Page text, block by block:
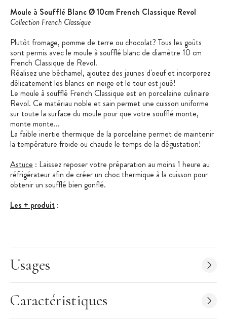
Moule à Soufflé Blanc Ø 10cm French Classique Revol
Collection French Classique
Plutôt fromage, pomme de terre ou chocolat? Tous les goûts
sont permis avec le moule à soufflé blanc de diamètre 10 cm
French Classique de Revol.
Réalisez une béchamel, ajoutez des jaunes d'oeuf et incorporez
délicatement les blancs en neige et le tour est joué!
Le moule à soufflé French Classique est en porcelaine culinaire
Revol. Ce matériau noble et sain permet une cuisson uniforme
sur toute la surface du moule pour que votre soufflé monte,
monte monte...
La faible inertie thermique de la porcelaine permet de maintenir
la température froide ou chaude le temps de la dégustation!
Astuce : Laissez reposer votre préparation au moins 1 heure au
réfrigérateur afin de créer un choc thermique à la cuisson pour
obtenir un soufflé bien gonflé.
Les + produit :
French Classique
dans la collection French Classique de Revol! Les lignes
classiques associées à une pointe de modernité feront de votre
table un vrai raffinement. La collection propose une grande
variété de pièces à la finition inégalable pour vous accompagner
Usages
Caractéristiques